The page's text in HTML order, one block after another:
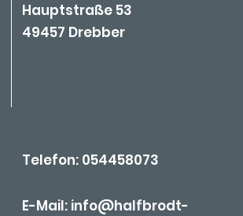
Hauptstraße 53
49457 Drebber
Telefon: 054458073
E-Mail: info@halfbrodt-